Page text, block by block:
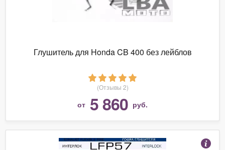
Глушитель для Honda CB 400 без лейблов
(Отзывы 2)
от 5 860 руб.